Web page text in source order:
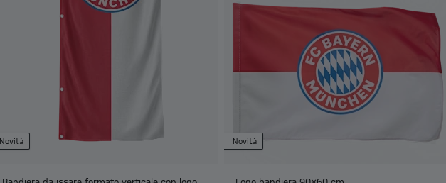
Novità Novità